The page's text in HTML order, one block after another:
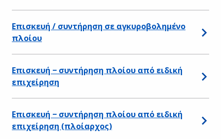
Επισκευή / συντήρηση σε αγκυροβολημένο
πλοίου
Επισκευή − συντήρηση πλοίου από ειδική
επιχείρηση
Επισκευή − συντήρηση πλοίου από ειδική
επιχείρηση (πλοίαρχος)